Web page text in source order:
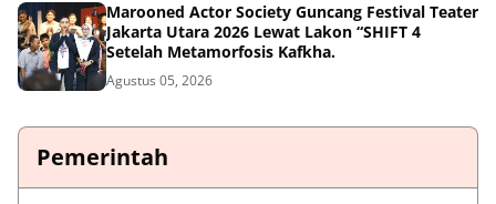
Marooned Actor Society Guncang Festival Teater
Jakarta Utara 2026 Lewat Lakon “SHIFT 4
Setelah Metamorfosis Kafkha.
Agustus 05, 2026
Pemerintah